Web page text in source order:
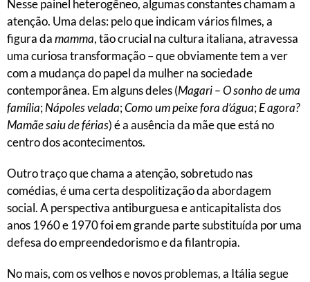
Nesse painel heterogêneo, algumas constantes chamam a
atenção. Uma delas: pelo que indicam vários filmes, a
figura damamma, tão crucial na cultura italiana, atravessa
uma curiosa transformação – que obviamente tem a ver
com a mudança do papel da mulher na sociedade
contemporânea. Em alguns deles (Magari – O sonho de uma
família;Nápoles velada;Como um peixe fora d’água;E agora?
Mamãe saiu de férias) é a ausência da mãe que está no
centro dos acontecimentos.
Outro traço que chama a atenção, sobretudo nas
comédias, é uma certa despolitização da abordagem
social. A perspectiva antiburguesa e anticapitalista dos
anos 1960 e 1970 foi em grande parte substituída por uma
defesa do empreendedorismo e da filantropia.
No mais, com os velhos e novos problemas, a Itália segue